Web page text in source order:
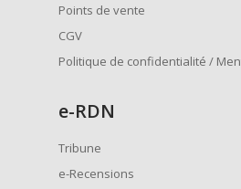
Points de vente
CGV
Politique de confidentialité /
e-RDN
Tribune
e-Recensions